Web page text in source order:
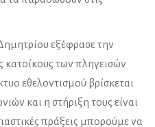
εξέφρασε την
των πληγεισών
εθελοντισμού βρίσκεται
και η στήριξη τους είναι
πράξεις μπορούμε να